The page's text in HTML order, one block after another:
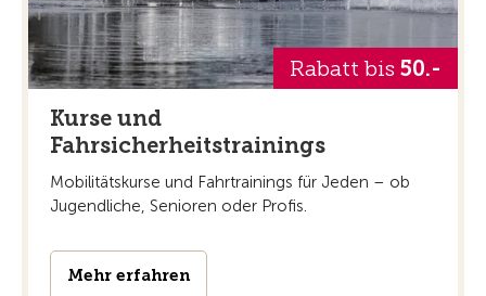
Rabatt bis 50.-
Kurse und
Fahrsicherheitstrainings
Mobilitätskurse und Fahrtrainings für Jeden – ob
Jugendliche, Senioren oder Profis.
Mehr erfahren